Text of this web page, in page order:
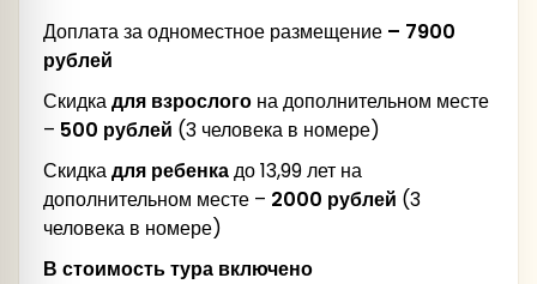
Шуя
Обед
Доплата за одноместное размещение – 7900
рублей
Скидкадля взрослого на дополнительном месте
– 500 рублей (3 человека в номере)
Скидкадля ребенкадо 13,99 лет на
дополнительном месте – 2000 рублей (3
человека в номере)
В стоимость тура включено